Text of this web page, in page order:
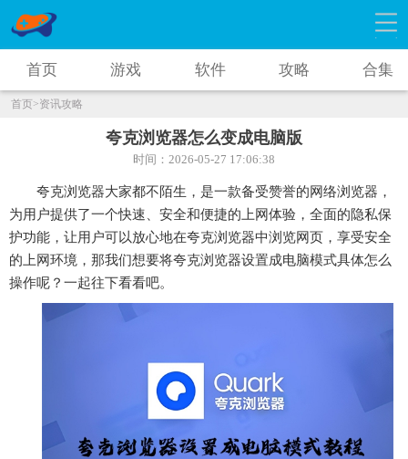
首页 游戏 软件 攻略 合集
首页>资讯攻略
夸克浏览器怎么变成电脑版
时间：2026-05-27 17:06:38
夸克浏览器大家都不陌生，是一款备受赞誉的网络浏览器，
为用户提供了一个快速、安全和便捷的上网体验，全面的隐私保
护功能，让用户可以放心地在夸克浏览器中浏览网页，享受安全
的上网环境，那我们想要将夸克浏览器设置成电脑模式具体怎么
操作呢？一起往下看看吧。